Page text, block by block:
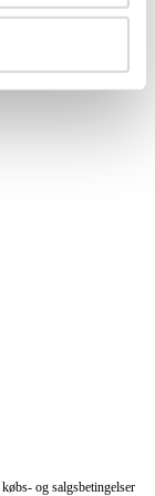
og salgsbetingelser